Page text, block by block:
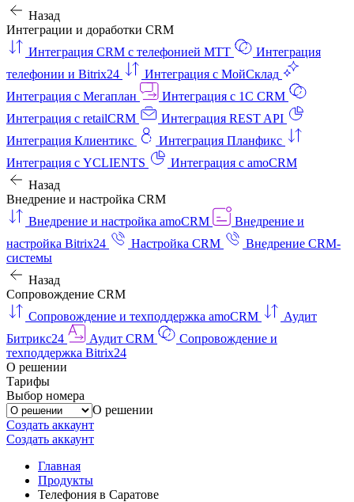
Назад
Интеграции и доработки CRM
Интеграция CRM с телефонией МТТ
Интеграция
телефонии и Bitrix24
Интеграция с МойСклад
Интеграция с Мегаплан
Интеграция с 1C CRM
Интеграция с retailCRM
Интеграция REST API
Интеграция Клиентикс
Интеграция Планфикс
Интеграция с YCLIENTS
Интеграция с amoCRM
Назад
Внедрение и настройка CRM
Внедрение и настройка amoCRM
Внедрение и
настройка Bitrix24
Настройка CRM
Внедрение CRM-
системы
Назад
Сопровождение CRM
Сопровождение и техподдержка amoCRM
Аудит
Битрикс24
Аудит CRM
Сопровождение и
техподдержка Bitrix24
О решении
Тарифы
Выбор номера
О решении
Создать аккаунт
Создать аккаунт
Главная
Продукты
Телефония в Саратове